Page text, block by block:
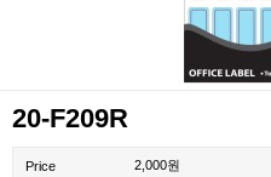
20-F209R
Price 2,000원